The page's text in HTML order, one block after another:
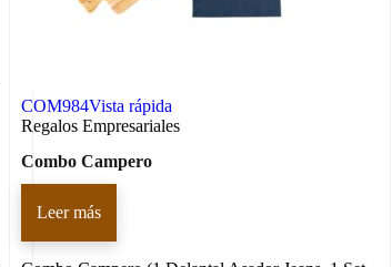
COM984Vista rápida
Regalos Empresariales
Combo Campero
Leer más